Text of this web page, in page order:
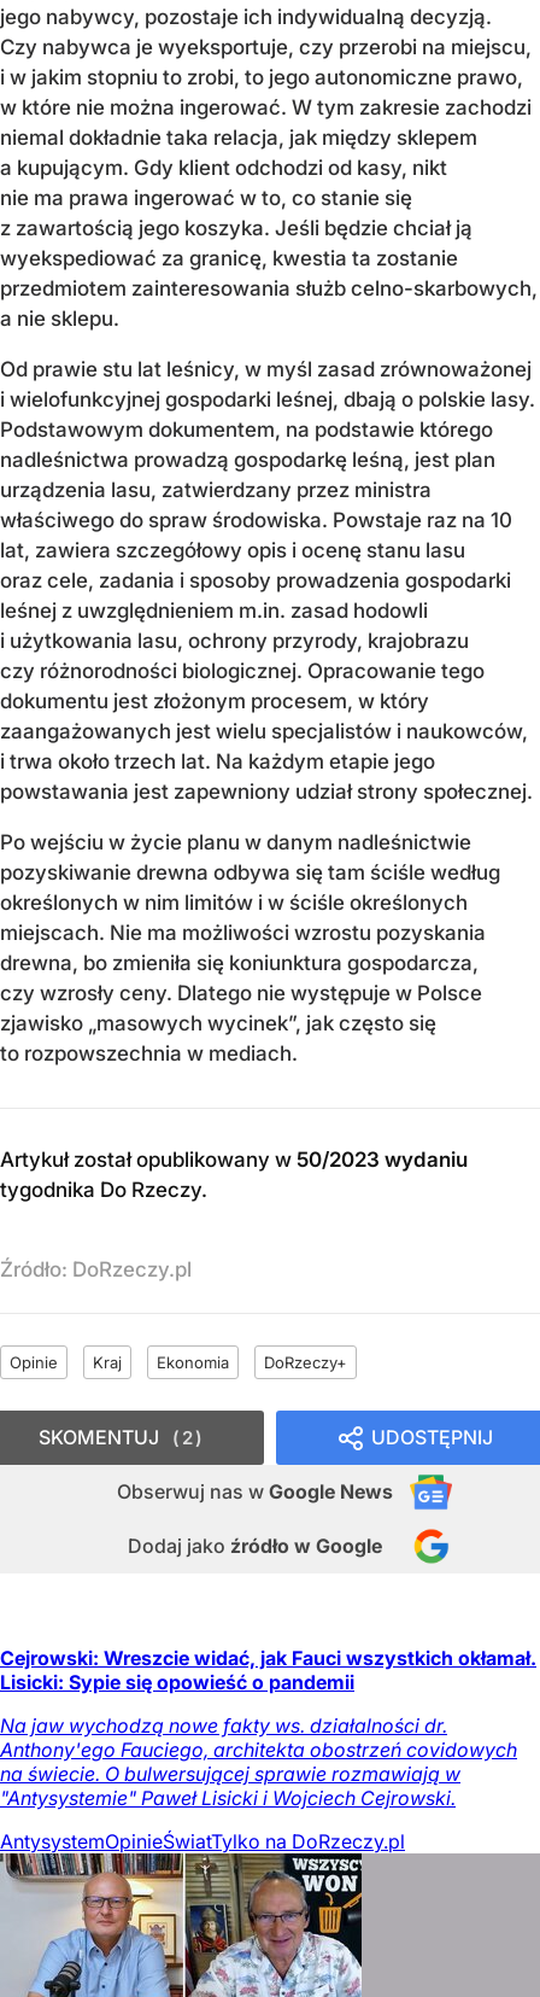
jego nabywcy, pozostaje ich indywidualną decyzją.
Czy nabywca je wyeksportuje, czy przerobi na miejscu,
i w jakim stopniu to zrobi, to jego autonomiczne prawo,
w które nie można ingerować. W tym zakresie zachodzi
niemal dokładnie taka relacja, jak między sklepem
a kupującym. Gdy klient odchodzi od kasy, nikt
nie ma prawa ingerować w to, co stanie się
z zawartością jego koszyka. Jeśli będzie chciał ją
wyekspediować za granicę, kwestia ta zostanie
przedmiotem zainteresowania służb celno-skarbowych,
a nie sklepu.
Od prawie stu lat leśnicy, w myśl zasad zrównoważonej
i wielofunkcyjnej gospodarki leśnej, dbają o polskie lasy.
Podstawowym dokumentem, na podstawie którego
nadleśnictwa prowadzą gospodarkę leśną, jest plan
urządzenia lasu, zatwierdzany przez ministra
właściwego do spraw środowiska. Powstaje raz na 10
lat, zawiera szczegółowy opis i ocenę stanu lasu
oraz cele, zadania i sposoby prowadzenia gospodarki
leśnej z uwzględnieniem m.in. zasad hodowli
i użytkowania lasu, ochrony przyrody, krajobrazu
czy różnorodności biologicznej. Opracowanie tego
dokumentu jest złożonym procesem, w który
zaangażowanych jest wielu specjalistów i naukowców,
i trwa około trzech lat. Na każdym etapie jego
powstawania jest zapewniony udział strony społecznej.
Po wejściu w życie planu w danym nadleśnictwie
pozyskiwanie drewna odbywa się tam ściśle według
określonych w nim limitów i w ściśle określonych
miejscach. Nie ma możliwości wzrostu pozyskania
drewna, bo zmieniła się koniunktura gospodarcza,
czy wzrosły ceny. Dlatego nie występuje w Polsce
zjawisko „masowych wycinek”, jak często się
to rozpowszechnia w mediach.
Artykuł został opublikowany w 50/2023 wydaniu
tygodnika Do Rzeczy.
Źródło: DoRzeczy.pl
Opinie Kraj Ekonomia DoRzeczy+
UDOSTĘPNIJ
Obserwuj nas w Google News
Dodaj jako źródło w Google
SKOMENTUJ 2
Cejrowski: Wreszcie widać, jak Fauci wszystkich okłamał.
Lisicki: Sypie się opowieść o pandemii
Na jaw wychodzą nowe fakty ws. działalności dr.
Anthony'ego Fauciego, architekta obostrzeń covidowych
na świecie. O bulwersującej sprawie rozmawiają w
"Antysystemie" Paweł Lisicki i Wojciech Cejrowski.
AntysystemOpinieŚwiatTylko na DoRzeczy.pl